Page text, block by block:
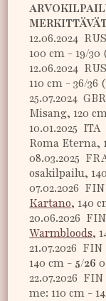
12.06.2024
100 cm - 19/30
12.06.2024
110 cm - 36/36
25.07.2024
Misang, 120
10.01.2025
Roma Eterna,
08.03.2025
osakilpailu,
07.02.2026 FIN
Kartano, 140
20.06.2026 FIN
Warmbloods,
21.07.2026 FIN
140 cm - 5/26
22.07.2026 FIN
me: 110 cm -